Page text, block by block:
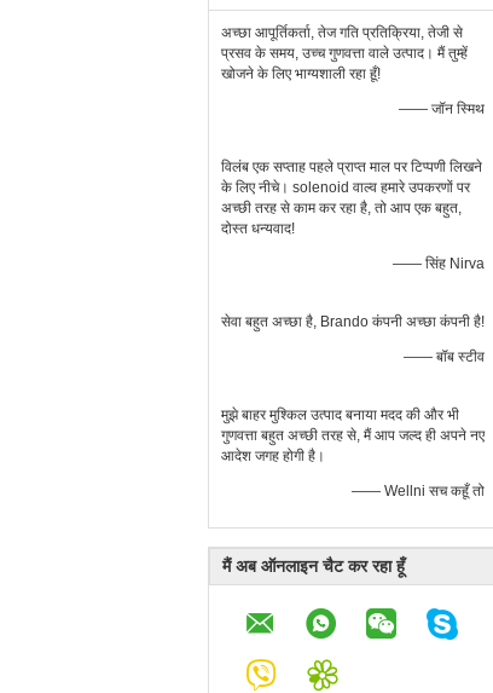
अच्छा आपूर्तिकर्ता, तेज गति प्रतिक्रिया, तेजी से
प्रसव के समय, उच्च गुणवत्ता वाले उत्पाद। मैं तुम्हें
खोजने के लिए भाग्यशाली रहा हूँ!
—— जॉन स्मिथ
विलंब एक सप्ताह पहले प्राप्त माल पर टिप्पणी लिखने
के लिए नीचे। solenoid वाल्व हमारे उपकरणों पर
अच्छी तरह से काम कर रहा है, तो आप एक बहुत,
दोस्त धन्यवाद!
—— सिंह Nirva
सेवा बहुत अच्छा है, Brando कंपनी अच्छा कंपनी है!
—— बॉब स्टीव
मुझे बाहर मुश्किल उत्पाद बनाया मदद की और भी
गुणवत्ता बहुत अच्छी तरह से, मैं आप जल्द ही अपने नए
आदेश जगह होगी है।
—— Wellni सच कहूँ तो
मैं अब ऑनलाइन चैट कर रहा हूँ